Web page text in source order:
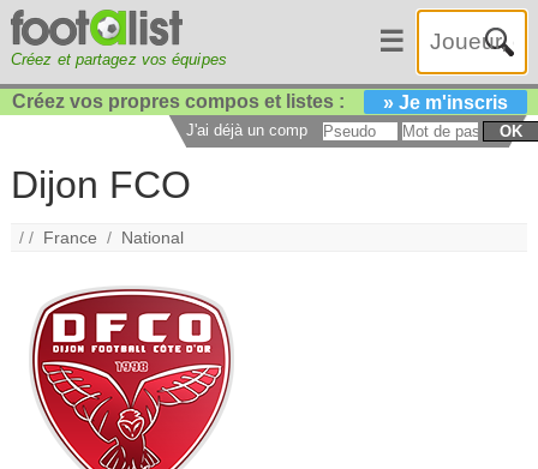
Créez et partagez vos équipes
☰
Créez vos propres compos et listes : » Je m'inscris
J'ai déjà un compte : OK
Dijon FCO
/ / France / National